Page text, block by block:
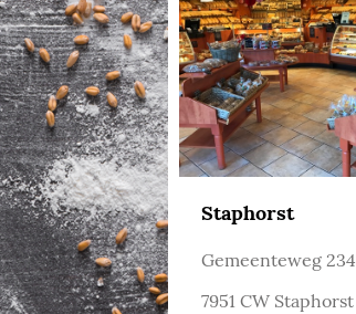
Staphorst
Gemeenteweg 234
7951 CW Staphorst